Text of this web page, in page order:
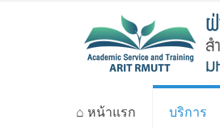
⌂ หน้าแรก บริการ